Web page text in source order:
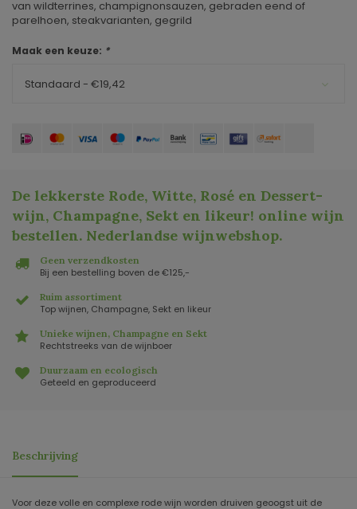
van wildterrines, champignonsauzen, gebraden eend of
parelhoen, steakvarianten, gegrild
Maak een keuze: *
Standaard - €19,42
De lekkerste Rode, Witte, Rosé en Dessert-
wijn, Champagne, Sekt en likeur! online wijn
bestellen. Nederlandse wijnwebshop.
Geen verzendkosten
Bij een bestelling boven de €125,-
Ruim assortiment
Top wijnen, Champagne, Sekt en likeur
Unieke wijnen, Champagne en Sekt
Rechtstreeks van de wijnboer
Duurzaam en ecologisch
Geteeld en geproduceerd
Beschrijving
Voor deze volle en complexe rode wijn worden druiven geoogst uit de